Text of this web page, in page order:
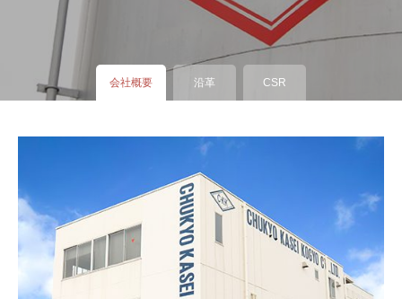
会社概要 沿革 CSR